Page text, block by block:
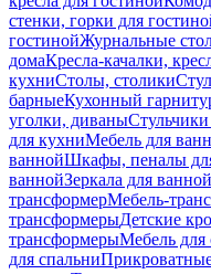
стенки, горки для
гостинойЖурнальные
домаКресла-качалки,
кухниСтолы, столики
барныеКухонный
уголки, диваны
для кухниМебель для
ваннойШкафы, пеналы
ваннойЗеркала для ванной
трансформерМебель-
трансформерыДетские
трансформерыМебель для
для спальни